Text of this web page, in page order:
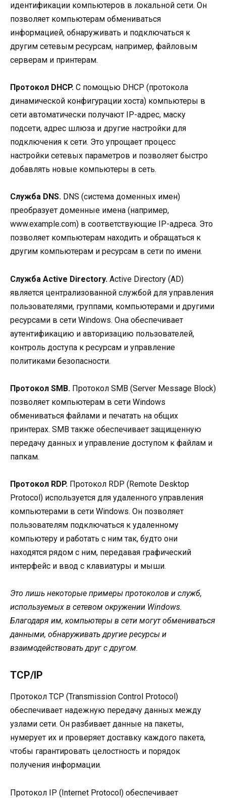
идентификации компьютеров в локальной сети. Он
позволяет компьютерам обмениваться
информацией, обнаруживать и подключаться к
другим сетевым ресурсам, например, файловым
серверам и принтерам.
Протокол DHCP. С помощью DHCP (протокола
динамической конфигурации хоста) компьютеры в
сети автоматически получают IP-адрес, маску
подсети, адрес шлюза и другие настройки для
подключения к сети. Это упрощает процесс
настройки сетевых параметров и позволяет быстро
добавлять новые компьютеры в сеть.
Служба DNS. DNS (система доменных имен)
преобразует доменные имена (например,
www.example.com) в соответствующие IP-адреса. Это
позволяет компьютерам находить и обращаться к
другим компьютерам и ресурсам в сети по имени.
Служба Active Directory. Active Directory (AD)
является централизованной службой для управления
пользователями, группами, компьютерами и другими
ресурсами в сети Windows. Она обеспечивает
аутентификацию и авторизацию пользователей,
контроль доступа к ресурсам и управление
политиками безопасности.
Протокол SMB. Протокол SMB (Server Message Block)
позволяет компьютерам в сети Windows
обмениваться файлами и печатать на общих
принтерах. SMB также обеспечивает защищенную
передачу данных и управление доступом к файлам и
папкам.
Протокол RDP. Протокол RDP (Remote Desktop
Protocol) используется для удаленного управления
компьютерами в сети Windows. Он позволяет
пользователям подключаться к удаленному
компьютеру и работать с ним так, будто они
находятся рядом с ним, передавая графический
интерфейс и ввод с клавиатуры и мыши.
Это лишь некоторые примеры протоколов и служб,
используемых в сетевом окружении Windows.
Благодаря им, компьютеры в сети могут обмениваться
данными, обнаруживать другие ресурсы и
взаимодействовать друг с другом.
TCP/IP
Протокол TCP (Transmission Control Protocol)
обеспечивает надежную передачу данных между
узлами сети. Он разбивает данные на пакеты,
нумерует их и проверяет доставку каждого пакета,
чтобы гарантировать целостность и порядок
получения информации.
Протокол IP (Internet Protocol) обеспечивает